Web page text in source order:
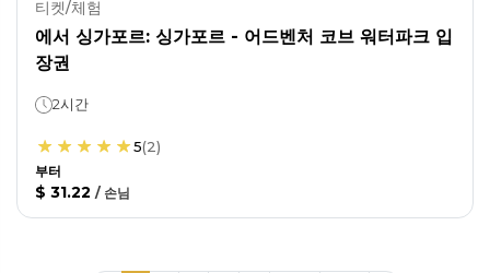
티켓/체험
에서 싱가포르: 싱가포르 - 어드벤처 코브 워터파크 입
장권
2시간
5(2)
부터
$ 31.22 / 손님